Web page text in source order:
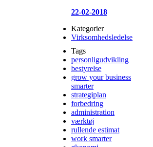
22-02-2018
Kategorier
Virksomhedsledelse
Tags
personligudvikling
bestyrelse
grow your business
smarter
strategiplan
forbedring
administration
værktøj
rullende estimat
work smarter